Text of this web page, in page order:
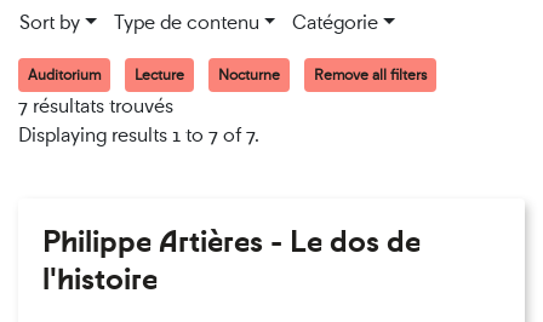
Sort by Type de contenu Catégorie
Auditorium Lecture Nocturne Remove all filters
7 résultats trouvés
Displaying results 1 to 7 of 7.
Philippe Artières - Le dos de
l'histoire